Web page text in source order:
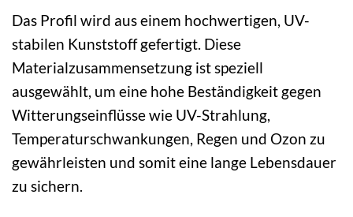
Das Profil wird aus einem hochwertigen, UV-
stabilen Kunststoff gefertigt. Diese
Materialzusammensetzung ist speziell
ausgewählt, um eine hohe Beständigkeit gegen
Witterungseinflüsse wie UV-Strahlung,
Temperaturschwankungen, Regen und Ozon zu
gewährleisten und somit eine lange Lebensdauer
zu sichern.